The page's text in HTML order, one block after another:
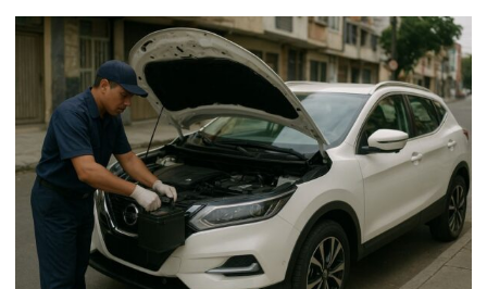
Nissan
Power:
Innovación
Híbrida
en
Colombia